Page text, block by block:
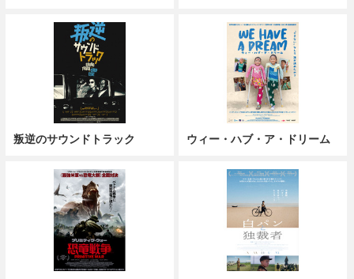
叛逆のサウンドトラック ウィー・ハブ・ア・ドリーム